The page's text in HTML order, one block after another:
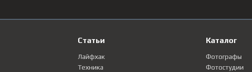
Статьи
Лайфхак
Техника
Каталог
Фотографы
Фотостудии